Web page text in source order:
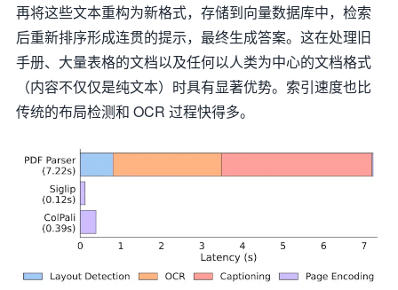
再将这些文本重构为新格式，存储到向量数据库中，检索
后重新排序形成连贯的提示，最终生成答案。这在处理旧
手册、大量表格的文档以及任何以人类为中心的文档格式
（内容不仅仅是纯文本）时具有显著优势。索引速度也比
传统的布局检测和 OCR 过程快得多。